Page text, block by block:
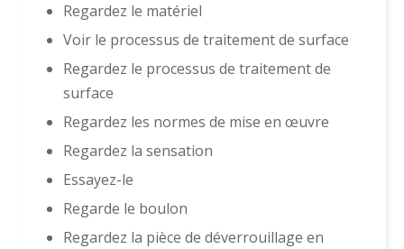
Regardez le matériel
Voir le processus de traitement de surface
Regardez le processus de traitement de
surface
Regardez les normes de mise en œuvre
Regardez la sensation
Essayez-le
Regarde le boulon
Regardez la pièce de déverrouillage en